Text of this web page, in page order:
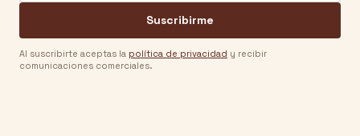
Suscribirme
Al suscribirte aceptas la política de privacidad y recibir
comunicaciones comerciales.